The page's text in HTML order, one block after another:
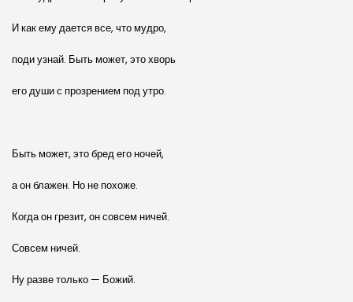
И как ему дается все, что мудро,
поди узнай. Быть может, это хворь
его души с прозрением под утро.
Быть может, это бред его ночей,
а он блажен. Но не похоже.
Когда он грезит, он совсем ничей.
Совсем ничей.
Ну разве только — Божий.